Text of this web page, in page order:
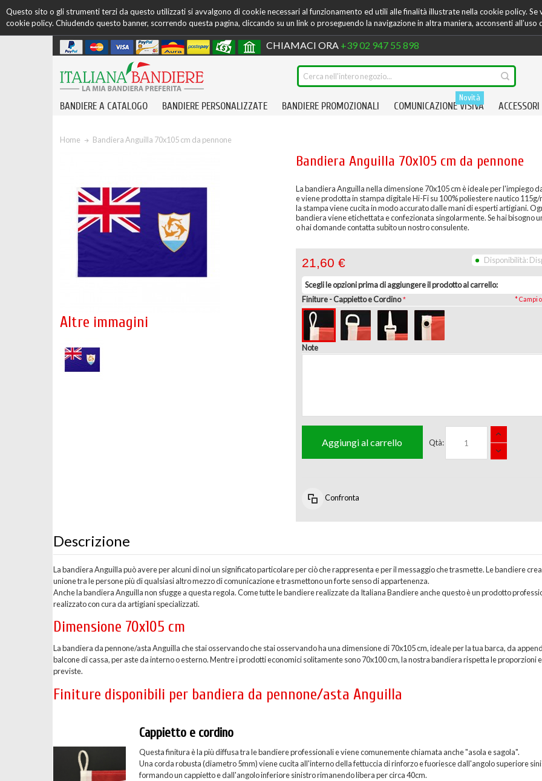
Questo sito o gli strumenti terzi da questo utilizzati si avvalgono di cookie necessari al funzionamento ed utili alle finalità illustrate nella cookie policy. Se
cookie policy. Chiudendo questo banner, scorrendo questa pagina, cliccando su un link o proseguendo la navigazione in altra maniera, acconsenti all’uso
CHIAMACI ORA +39 02 947 55 898
BANDIERE A CATALOGO BANDIERE PERSONALIZZATE BANDIERE PROMOZIONALI COMUNICAZIONE VISIVA
Novità
ACCESSORI
Home Bandiera Anguilla 70x105 cm da pennone
Altre immagini
Bandiera Anguilla 70x105 cm da pennone
La bandiera Anguilla nella dimensione 70x105 cm è ideale per l'impiego
e viene prodotta in stampa digitale Hi-Fi su 100% poliestere nautico 115g/
la stampa viene cucita in modo accurato dalle mani di esperti artigiani.
bandiera viene etichettata e confezionata singolarmente. Se hai bisogno
o hai domande contatta subito un nostro consulente.
Disponibilità:
21,60 €
Scegli le opzioni prima di aggiungere il prodotto al carrello:
Finiture- Cappietto e Cordino
Note
* Campi
Qtà:
Aggiungi al carrello
Confronta
Descrizione
La bandiera Anguilla può avere per alcuni di noi un significato particolare per ciò che rappresenta e per il messaggio che trasmette. Le bandiere
unione tra le persone più di qualsiasi altro mezzo di comunicazione e trasmettono un forte senso di appartenenza.
Anche la bandiera Anguilla non sfugge a questa regola. Come tutte le bandiere realizzate da Italiana Bandiere anche questo è un prodotto
realizzato con cura da artigiani specializzati.
Dimensione 70x105 cm
La bandiera da pennone/asta Anguilla che stai osservando che stai osservando ha una dimensione di 70x105 cm, ideale per la tua barca, da
balcone di cassa, per aste da interno o esterno. Mentre i prodotti economici solitamente sono 70x100 cm, la nostra bandiera rispetta le proporzioni
previste.
Finiture disponibili per bandiera da pennone/asta Anguilla
Cappietto e cordino
Questa finitura è la più diffusa tra le bandiere professionali e viene comunemente chiamata anche "asola e sagola".
Una corda robusta (diametro 5mm) viene cucita all'interno della fettuccia di rinforzo e fuoriesce dall'angolo superiore
formando un cappietto e dall'angolo inferiore sinistro rimanendo libera per circa 40cm.